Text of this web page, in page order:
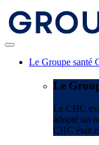
Le Groupe santé
Le
Le CHC
adopté un
CHC était